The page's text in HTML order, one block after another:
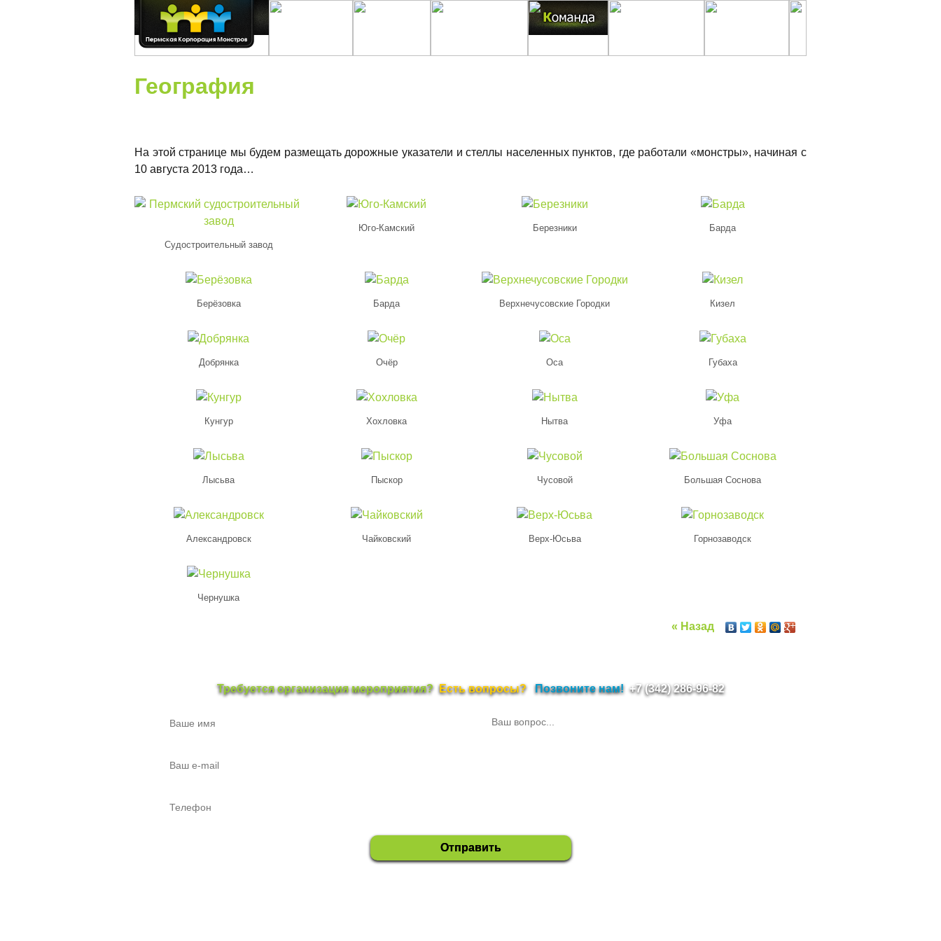
География
На этой странице мы будем размещать дорожные указатели и стеллы населенных пунктов, где работали «монстры», начиная с
10 августа 2013 года…
Судостроительный завод
Юго-Камский Березники Барда
Берёзовка Барда Верхнечусовские Городки Кизел
Добрянка Очёр Оса Губаха
Кунгур Хохловка Нытва Уфа
Лысьва Пыскор Чусовой Большая Соснова
Александровск Чайковский Верх-Юсьва Горнозаводск
Чернушка
« Назад
Требуется организация мероприятия? Есть вопросы? Позвоните нам! +7 (342) 286-96-82